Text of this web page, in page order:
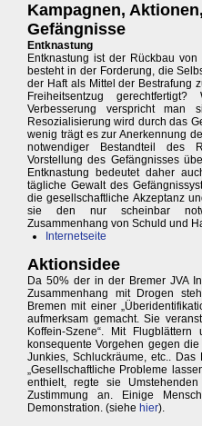
Kampagnen,
Gefängnisse
Entknastung
Entknastung ist der Rückbau
besteht in der Forderung, die
der Haft als Mittel der Bestrafung
Freiheitsentzug
Verbesserung verspricht
Resozialisierung wird durch das
wenig trägt es zur Anerkennung
notwendiger Bestandteil des
Vorstellung des Gefängnisses
Entknastung bedeutet daher
tägliche Gewalt des
die gesellschaftliche Akzeptanz
sie den nur scheinbar
Zusammenhang von Schuld und
Internetseite
Aktionsidee
Da 50% der in der Bremer JVA
Zusammenhang mit Drogen
Bremen mit einer
aufmerksam gemacht. Sie
Koffein-Szene“. Mit
konsequente Vorgehen gegen
Junkies, Schluckräume, etc..
„Gesellschaftliche Probleme
enthielt, regte sie
Zustimmung an. Einige
Demonstration. (siehe hier).